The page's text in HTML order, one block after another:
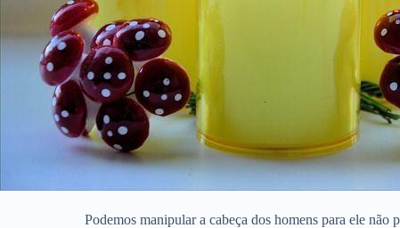
Podemos manipular a cabeça dos homens para ele não